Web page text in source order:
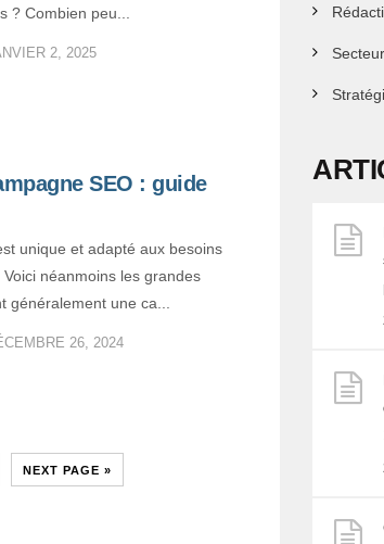
? Combien peu...
2, 2025
SEO : guide
unique et adapté aux besoins
néanmoins les grandes
généralement une ca...
26, 2024
NEXT PAGE »